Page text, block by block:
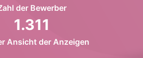
der Bewerber
1.311
Ansicht der Anzeigen